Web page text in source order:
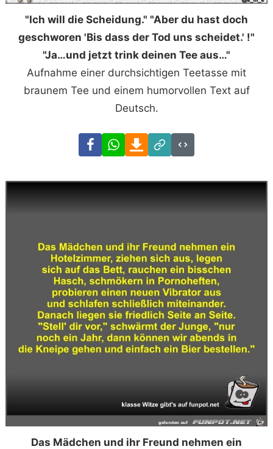
"Ich will die Scheidung." "Aber du hast doch
geschworen 'Bis dass der Tod uns scheidet.' !"
"Ja…und jetzt trink deinen Tee aus…"
Aufnahme einer durchsichtigen Teetasse mit
braunem Tee und einem humorvollen Text auf
Deutsch.
FacebookWhatsAppDownload
Link
Code
Das Mädchen und ihr Freund nehmen ein